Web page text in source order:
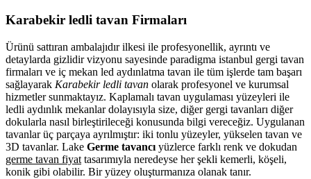
Karabekir ledli tavan Firmaları
Ürünü sattıran ambalajıdır ilkesi ile profesyonellik, ayrıntı ve
detaylarda gizlidir vizyonu sayesinde paradigma istanbul gergi tavan
firmaları ve iç mekan led aydınlatma tavan ile tüm işlerde tam başarı
sağlayarak Karabekir ledli tavan olarak profesyonel ve kurumsal
hizmetler sunmaktayız. Kaplamalı tavan uygulaması yüzeyleri ile
ledli aydınlık mekanlar dolayısıyla size, diğer gergi tavanları diğer
dokularla nasıl birleştirileceği konusunda bilgi vereceğiz. Uygulanan
tavanlar üç parçaya ayrılmıştır: iki tonlu yüzeyler, yükselen tavan ve
3D tavanlar. Lake Germe tavancı yüzlerce farklı renk ve dokudan
germe tavan fiyat tasarımıyla neredeyse her şekli kemerli, köşeli,
konik gibi olabilir. Bir yüzey oluşturmanıza olanak tanır.